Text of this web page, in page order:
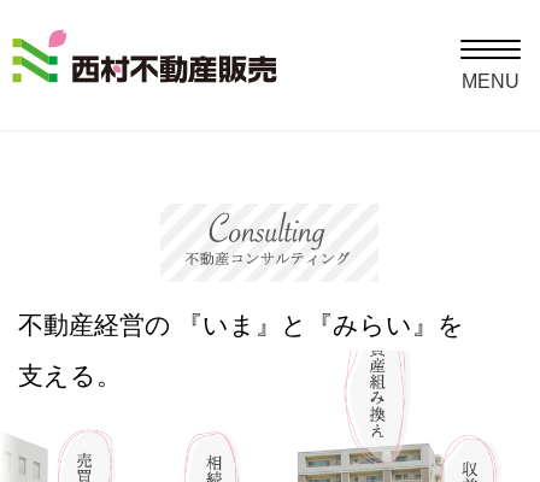
Toggle
MENU
不動産経営の 『いま』と
『みらい』を
支える。